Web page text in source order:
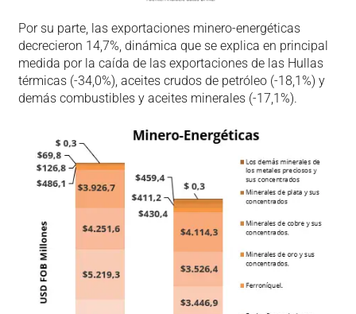
Por su parte, las exportaciones minero-energéticas
decrecieron 14,7%, dinámica que se explica en principal
medida por la caída de las exportaciones de las Hullas
térmicas (-34,0%), aceites crudos de petróleo (-18,1%) y
demás combustibles y aceites minerales (-17,1%).